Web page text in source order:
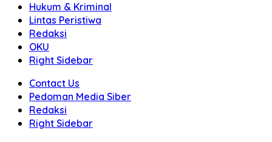
Hukum & Kriminal
Lintas Peristiwa
Redaksi
OKU
Right Sidebar
Contact Us
Pedoman Media Siber
Redaksi
Right Sidebar